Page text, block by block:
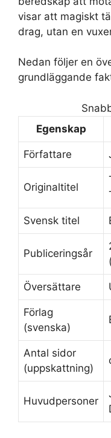
visar att magiskt
drag, utan en
Nedan följer en
grundläggande
Egenskap
Författare
Originaltitel
Svensk titel
Publiceringsår
Översättare
Förlag
(svenska)
Antal sidor
(uppskattning)
Huvudpersoner